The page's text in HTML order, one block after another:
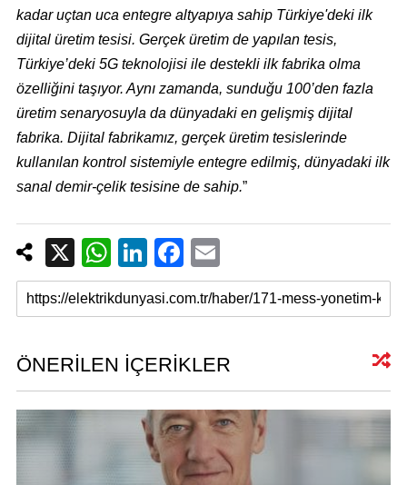
kadar uçtan uca entegre altyapıya sahip Türkiye'deki ilk
dijital üretim tesisi. Gerçek üretim de yapılan tesis,
Türkiye’deki 5G teknolojisi ile destekli ilk fabrika olma
özelliğini taşıyor. Aynı zamanda, sunduğu 100’den fazla
üretim senaryosuyla da dünyadaki en gelişmiş dijital
fabrika. Dijital fabrikamız, gerçek üretim tesislerinde
kullanılan kontrol sistemiyle entegre edilmiş, dünyadaki ilk
sanal demir-çelik tesisine de sahip.”
X
W
h
at
A
p
Li
n
k
dI
n
F
a
c
b
o
o
k
m
ail
ÖNERİLEN İÇERİKLER